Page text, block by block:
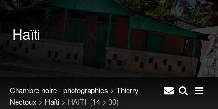
Haïti
Chambre noire - photographies > Thierry
Nectoux > Haïti > HAITI (14 > 30)